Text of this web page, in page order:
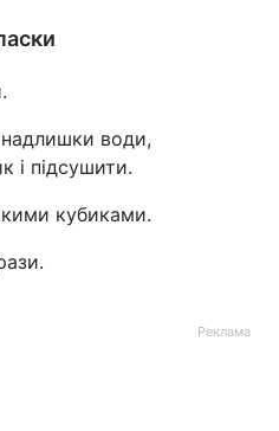
води,
і підсушити.
кубиками.
Реклама